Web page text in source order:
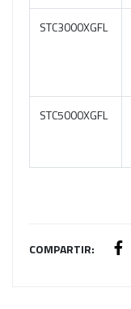
STC3000XGFL
STC5000XGFL
COMPARTIR: